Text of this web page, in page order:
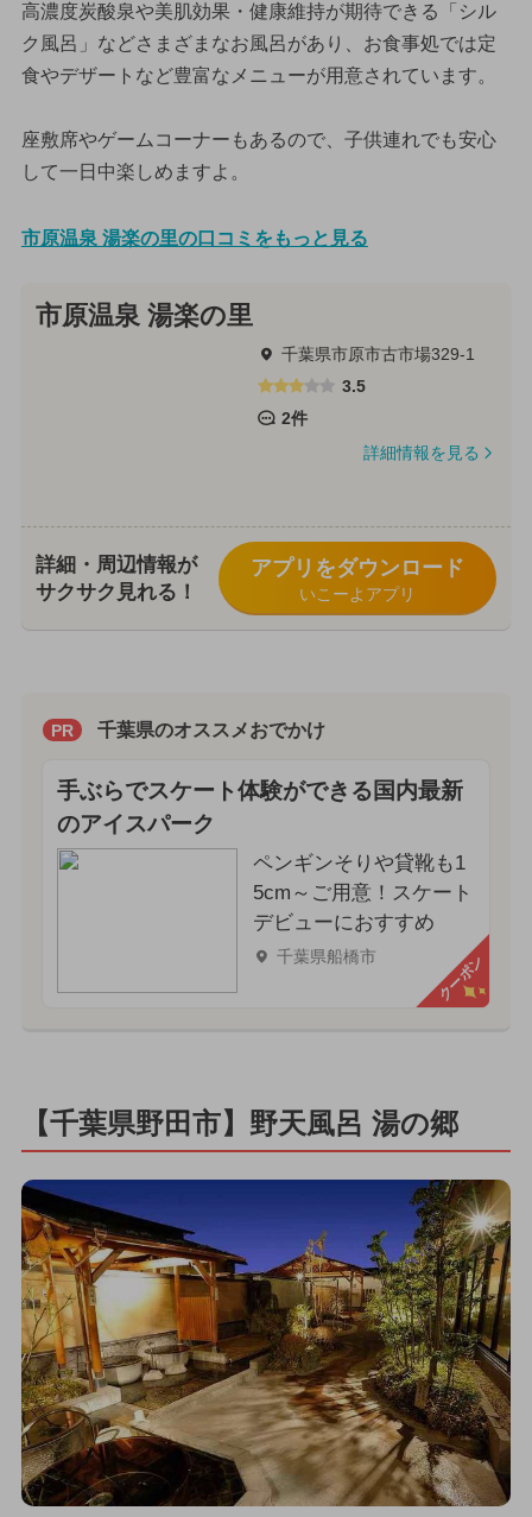
高濃度炭酸泉や美肌効果・健康維持が期待できる「シル
ク風呂」などさまざまなお風呂があり、お食事処では定
食やデザートなど豊富なメニューが用意されています。
座敷席やゲームコーナーもあるので、子供連れでも安心
して一日中楽しめますよ。
市原温泉 湯楽の里の口コミをもっと見る
市原温泉 湯楽の里
千葉県市原市古市場329-1
3.5
2件
詳細情報を見る
詳細・周辺情報が
サクサク見れる！
アプリをダウンロード
いこーよアプリ
PR 千葉県のオススメおでかけ
手ぶらでスケート体験ができる国内最新
のアイスパーク
ペンギンそりや貸靴も1
5cm～ご用意！スケート
デビューにおすすめ
千葉県船橋市 クーポン
【千葉県野田市】野天風呂 湯の郷